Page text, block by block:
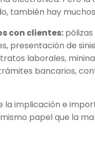
también hay
con clientes:
presentación de
laborales,
bancarios,
la implicación e
papel que la